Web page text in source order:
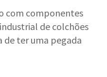
com componentes
de colchões
de ter uma pegada